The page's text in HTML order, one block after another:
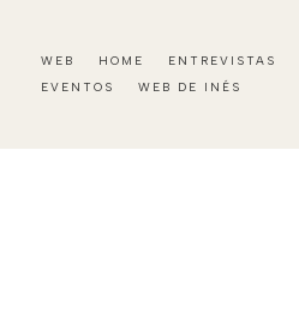
WEB HOME ENTREVISTAS
EVENTOS
WEB DE INÉS